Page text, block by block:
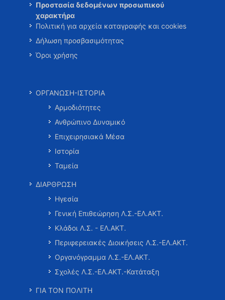
Προστασία δεδομένων προσωπικού
χαρακτήρα
Πολιτική για αρχεία καταγραφής και cookies
Δήλωση προσβασιμότητας
Όροι χρήσης
ΟΡΓΑΝΩΣΗ-ΙΣΤΟΡΙΑ
Αρμοδιότητες
Ανθρώπινο Δυναμικό
Επιχειρησιακά Μέσα
Ιστορία
Ταμεία
ΔΙΑΡΘΡΩΣΗ
Ηγεσία
Γενική Επιθεώρηση Λ.Σ.-ΕΛ.ΑΚΤ.
Κλάδοι Λ.Σ. - ΕΛ.ΑΚΤ.
Περιφερειακές Διοικήσεις Λ.Σ.-ΕΛ.ΑΚΤ.
Οργανόγραμμα Λ.Σ.-ΕΛ.ΑΚΤ.
Σχολές Λ.Σ.-ΕΛ.ΑΚΤ.-Κατάταξη
ΓΙΑ ΤΟΝ ΠΟΛΙΤΗ